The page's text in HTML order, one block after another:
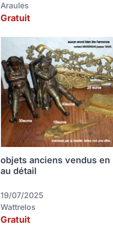
Araules
Gratuit
objets anciens vendus en
au détail
19/07/2025
Wattrelos
Gratuit